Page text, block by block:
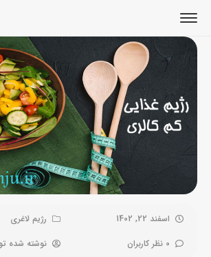
اسفند 22, 1402
رژیم لاغری
0 نظر کاربران
نوشته شده